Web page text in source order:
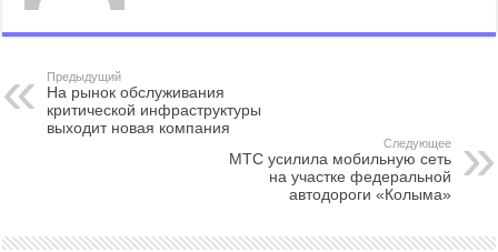
Предыдущий
На рынок обслуживания
критической инфраструктуры
выходит новая компания
Следующее
МТС усилила мобильную сеть
на участке федеральной
автодороги «Колыма»